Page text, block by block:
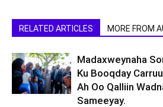
RELATED ARTICLES MORE FROM
Madaxweynaha
Ku Booqday
Ah Oo Qalliin
Sameeyay.